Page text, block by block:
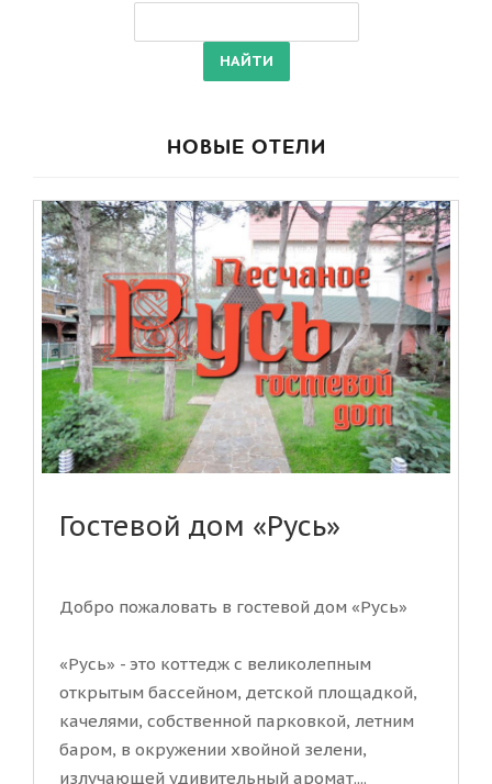
НОВЫЕ ОТЕЛИ
Гостевой дом «Русь»
Добро пожаловать в гостевой дом «Русь»
«Русь» - это коттедж с великолепным
открытым бассейном, детской площадкой,
качелями, собственной парковкой, летним
баром, в окружении хвойной зелени,
излучающей удивительный аромат....